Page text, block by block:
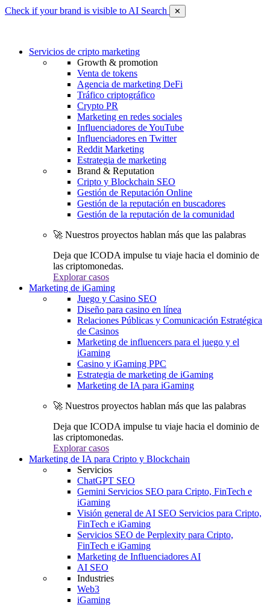
Check if your brand is visible to AI Search ✕
Servicios de cripto marketing
Growth & promotion
Venta de tokens
Agencia de marketing DeFi
Tráfico criptográfico
Crypto PR
Marketing en redes sociales
Influenciadores de YouTube
Influenciadores en Twitter
Reddit Marketing
Estrategia de marketing
Brand & Reputation
Cripto y Blockchain SEO
Gestión de Reputación Online
Gestión de la reputación en buscadores
Gestión de la reputación de la comunidad
🚀 Nuestros proyectos hablan más que las palabras
Deja que ICODA impulse tu viaje hacia el dominio de
las criptomonedas.
Explorar casos
Marketing de iGaming
Juego y Casino SEO
Diseño para casino en línea
Relaciones Públicas y Comunicación Estratégica
de Casinos
Marketing de influencers para el juego y el
iGaming
Casino y iGaming PPC
Estrategia de marketing de iGaming
Marketing de IA para iGaming
🚀 Nuestros proyectos hablan más que las palabras
Deja que ICODA impulse tu viaje hacia el dominio de
las criptomonedas.
Explorar casos
Marketing de IA para Cripto y Blockchain
Servicios
ChatGPT SEO
Gemini Servicios SEO para Cripto, FinTech e
iGaming
Visión general de AI SEO Servicios para Cripto,
FinTech e iGaming
Servicios SEO de Perplexity para Cripto,
FinTech e iGaming
Marketing de Influenciadores AI
AI SEO
Industries
Web3
iGaming